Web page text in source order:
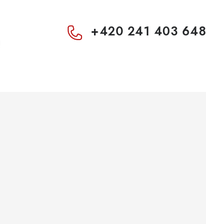
+420 241 403 648